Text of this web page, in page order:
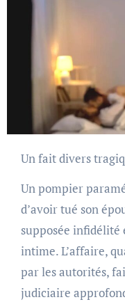
Un fait divers
Un pompier
d’avoir tué son
supposée
intime. L’affaire,
par les autorités,
judiciaire